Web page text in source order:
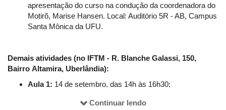
A escritora e historiadora Micheliny Verunschk nasceu em
Recife, capital de Pernambuco. Ela venceu o Prêmio São Paulo
de Literatura, com "Nossa Teresa: vida e morte de uma santa
Espanha, Canadá e nos Estados Unidos.
apresentação do curso na condução da coordenadora do
Motirõ, Marise Hansen. Local: Auditório 5R - AB, Campus
Santa Mônica da UFU.
Demais atividades (no IFTM - R. Blanche Galassi, 150,
Bairro Altamira, Uberlândia):
Aula 1: 14 de setembro, das 14h às 16h30;
15 de setembro, das 14h às 16h30.
Continuar lendo